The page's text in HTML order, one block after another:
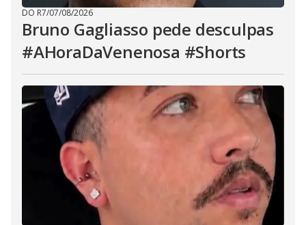
DO R7/07/08/2026
Bruno Gagliasso pede desculpas
#AHoraDaVenenosa #Shorts